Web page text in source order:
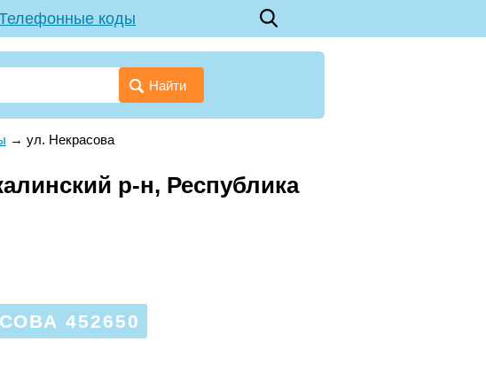
коды
Найти
→ ул. Некрасова
р-н, Республика
452650